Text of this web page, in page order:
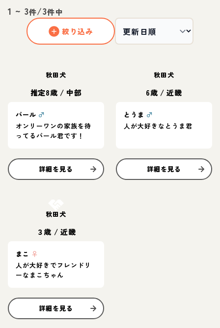
1 ~ 3件/3件中
絞り込み
秋田犬
推定8歳 / 中部
パール ♂
オンリーワンの家族を待
ってるパール君です！
詳細を見る
秋田犬
6歳 /近畿
とうま ♂
人が大好きなとうま君
詳細を見る
秋田犬
３歳 / 近畿
まこ ♀
人が大好きでフレンドリ
ーなまこちゃん
詳細を見る